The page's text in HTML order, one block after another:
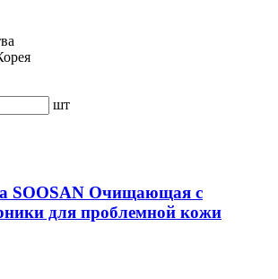
шт
SOOSAN Очищающая с
для проблемной кожи